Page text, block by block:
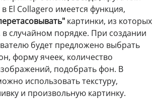
El Collagero имеется функция,
картинки, из которых
в случайном порядке. При создании
будет предложено выбрать
форму ячеек, количество
подобрать фон. В
использовать текстуру,
и произвольную картинку.